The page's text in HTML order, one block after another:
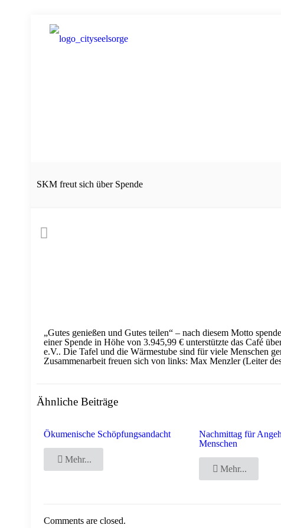
SKM freut sich über Spende
„Gutes genießen und Gutes teilen“ – nach diesem Motto
einer Spende in Höhe von 3.945,99 € unterstützte das Café
e.V.. Die Tafel und die Wärmestube sind für viele Menschen
Zusammenarbeit freuen sich von links: Max Menzler (Leiter
Ähnliche Beiträge
Ökumenische Schöpfungsandacht
Mehr...
Nachmittag für
Menschen
Mehr...
Comments are closed.